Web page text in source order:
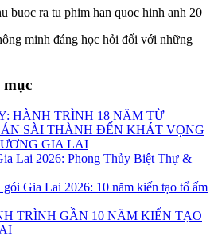
minh đáng học hỏi đối với những
mục
HÀNH TRÌNH 18 NĂM TỪ
SÀI THÀNH ĐẾN KHÁT VỌNG
GIA LAI
Lai 2026: Phong Thủy Biệt Thự &
Gia Lai 2026: 10 năm kiến tạo tổ ấm
TRÌNH GẦN 10 NĂM KIẾN TẠO